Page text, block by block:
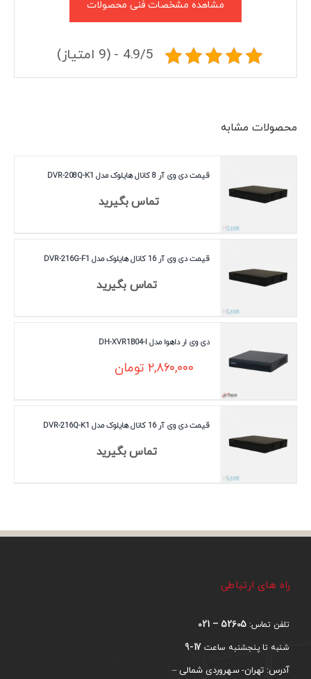
مشاهده مشخصات فنی محصولات
4.9/5 - (9 امتیاز)
محصولات مشابه
قیمت دی وی آر 8 کانال هایلوک مدل DVR-208Q-K1
تماس بگیرید
قیمت دی وی آر 16 کانال هایلوک مدل DVR-216G-F1
تماس بگیرید
دی وی ار داهوا مدل DH-XVR1B04-I
۲,۸۶۰,۰۰۰ تومان
قیمت دی وی آر 16 کانال هایلوک مدل DVR-216Q-K1
تماس بگیرید
راه های ارتباطی
تلفن تماس: 52605 – 021
شنبه تا پنجشنبه ساعت 17-9
آدرس: تهران- سهروردی شمالی –